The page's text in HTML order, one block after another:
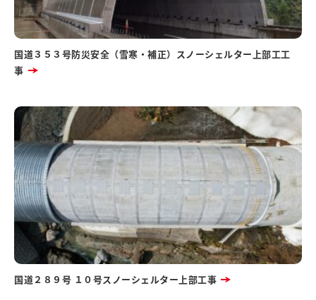
国道３５３号防災安全（雪寒・補正）スノーシェルター上部工工
事
国道２８９号 １０号スノーシェルター上部工事